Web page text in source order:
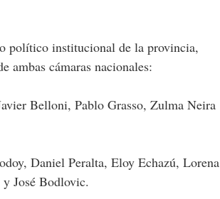
político institucional de la provincia,
ambas cámaras nacionales:
Belloni, Pablo Grasso, Zulma Neira
Daniel Peralta, Eloy Echazú, Lorena
José Bodlovic.